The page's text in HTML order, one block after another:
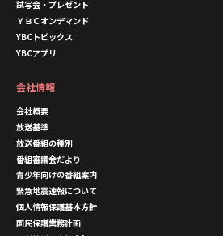
試写会・プレゼント
ＹＢＣオンデマンド
YBCトピックス
YBCアプリ
会社情報
会社概要
放送基準
放送番組の種別
番組審議会だより
青少年向けの番組案内
緊急地震速報について
個人情報保護基本方針
国民保護業務計画